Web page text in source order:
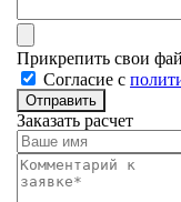
Прикрепить свои
Cогласие с
Отправить
Заказать расчет